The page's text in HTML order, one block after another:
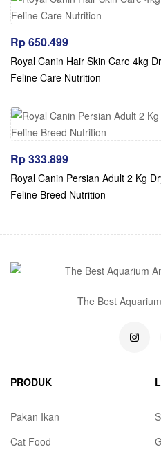
Rp650.499
Royal Canin Hair Skin Care 4kg
Feline Care Nutrition
Rp333.899
Royal Canin Persian Adult 2 Kg
Feline Breed Nutrition
The Best
PRODUK
Pakan Ikan
Cat Food